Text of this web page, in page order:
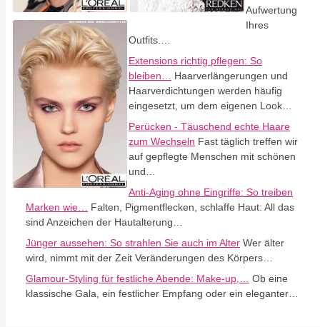
Aufwertung
Ihres
Outfits.…
Extensions richtig pflegen: So
bleiben…
Haarverlängerungen und
Haarverdichtungen werden häufig
eingesetzt, um dem eigenen Look…
Perücken - Täuschend echte Haare
zum Wechseln Fast täglich treffen wir
auf gepflegte Menschen mit schönen
und…
Anti-Aging ohne Eingriffe: So treiben
Marken wie…
Falten, Pigmentflecken, schlaffe Haut: All das
sind Anzeichen der Hautalterung…
Jünger aussehen: So strahlen Sie auch im Alter Wer älter
wird, nimmt mit der Zeit Veränderungen des Körpers…
Glamour-Styling für festliche Abende: Make-up,…
Ob eine
klassische Gala, ein festlicher Empfang oder ein eleganter…